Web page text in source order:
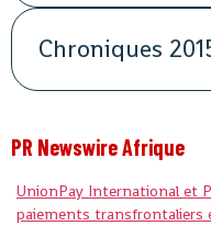
Chroniques
PR Newswire Afrique
UnionPay International et
paiements transfrontaliers